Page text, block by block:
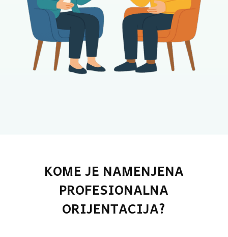
KOME JE NAMENJENA
PROFESIONALNA
ORIJENTACIJA?